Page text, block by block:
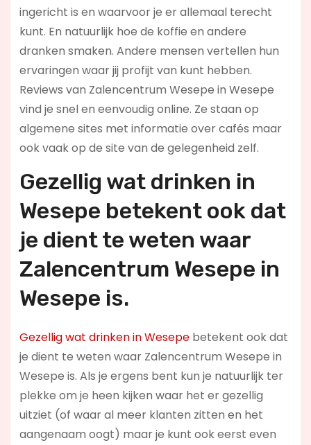
ingericht is en waarvoor je er allemaal terecht
kunt. En natuurlijk hoe de koffie en andere
dranken smaken. Andere mensen vertellen hun
ervaringen waar jij profijt van kunt hebben.
Reviews van Zalencentrum Wesepe in Wesepe
vind je snel en eenvoudig online. Ze staan op
algemene sites met informatie over cafés maar
ook vaak op de site van de gelegenheid zelf.
Gezellig wat drinken in
Wesepe betekent ook dat
je dient te weten waar
Zalencentrum Wesepe in
Wesepe is.
Gezellig wat drinken in Wesepebetekent ook dat
je dient te weten waar Zalencentrum Wesepe in
Wesepe is. Als je ergens bent kun je natuurlijk ter
plekke om je heen kijken waar het er gezellig
uitziet (of waar al meer klanten zitten en het
aangenaam oogt) maar je kunt ook eerst even